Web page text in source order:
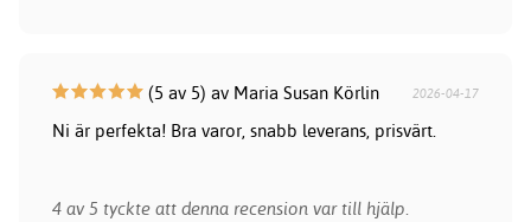
(5 av 5) av Maria Susan Körlin 2026-04-17
Ni är perfekta! Bra varor, snabb leverans, prisvärt.
4 av 5 tyckte att denna recension var till hjälp.